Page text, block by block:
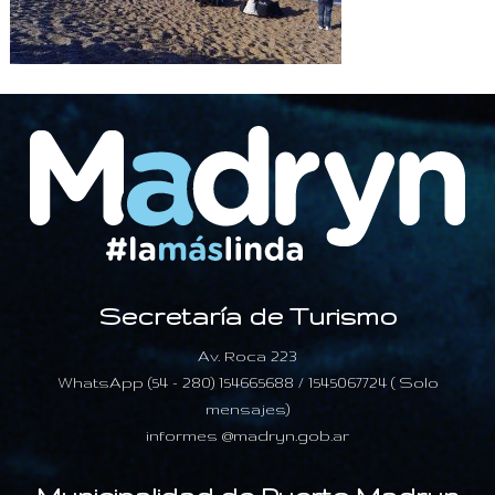
Secretaría de Turismo
Av. Roca 223
WhatsApp (54 - 280) 154665688 / 1545067724 ( Solo
mensajes)
informes @madryn.gob.ar